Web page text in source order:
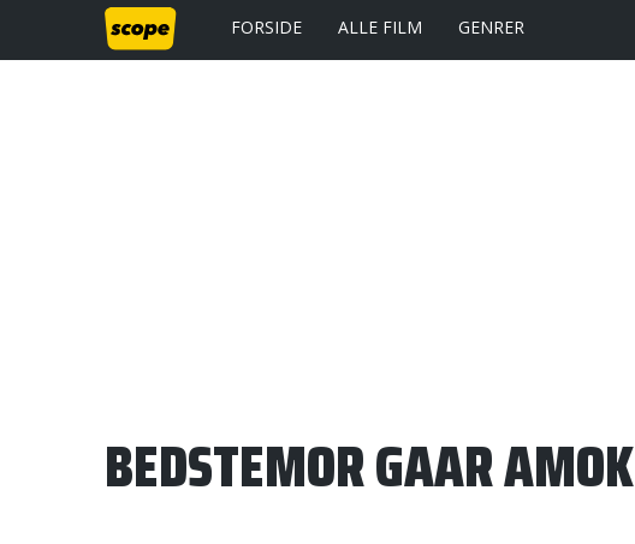
FORSIDE ALLE FILM GENRER
BEDSTEMOR GAAR AMOK